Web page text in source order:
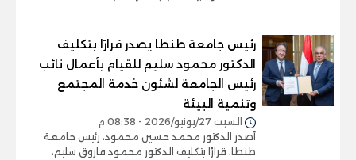
رئيس جامعة طنطا يصدر قرارًا بتكليف
الدكتور محمود سليم للقيام بأعمال نائب
رئيس الجامعة لشئون خدمة المجتمع
وتنمية البيئة
السبت 27/يونيو/2026 - 08:38 م
أصدر الدكتور محمد حسين محمود، رئيس جامعة
طنطا، قرارًا بتكليف الدكتور محمود فاروق سليم،